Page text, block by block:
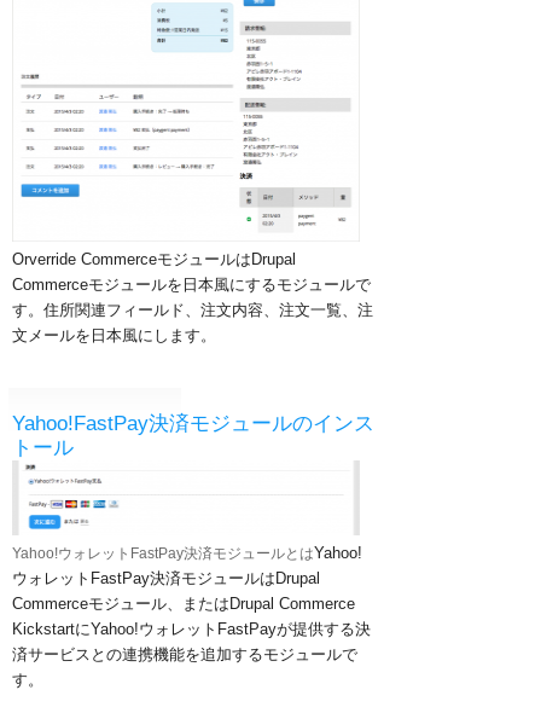
Orverride CommerceモジュールはDrupal
Commerceモジュールを日本風にするモジュールで
す。住所関連フィールド、注文内容、注文一覧、注
文メールを日本風にします。
Yahoo!FastPay決済モジュールのインス
トール
Yahoo!ウォレットFastPay決済モジュールとはYahoo!
ウォレットFastPay決済モジュールはDrupal
Commerceモジュール、またはDrupal Commerce
KickstartにYahoo!ウォレットFastPayが提供する決
済サービスとの連携機能を追加するモジュールで
す。